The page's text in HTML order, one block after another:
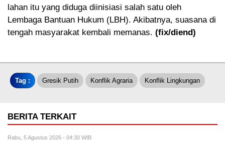
lahan itu yang diduga diinisiasi salah satu oleh
Lembaga Bantuan Hukum (LBH). Akibatnya, suasana di
tengah masyarakat kembali memanas. (fix/diend)
Tag : Gresik Putih Konflik Agraria Konflik Lingkungan
BERITA TERKAIT
Rabu, 5 Agustus 2026 - 04:30 WIB